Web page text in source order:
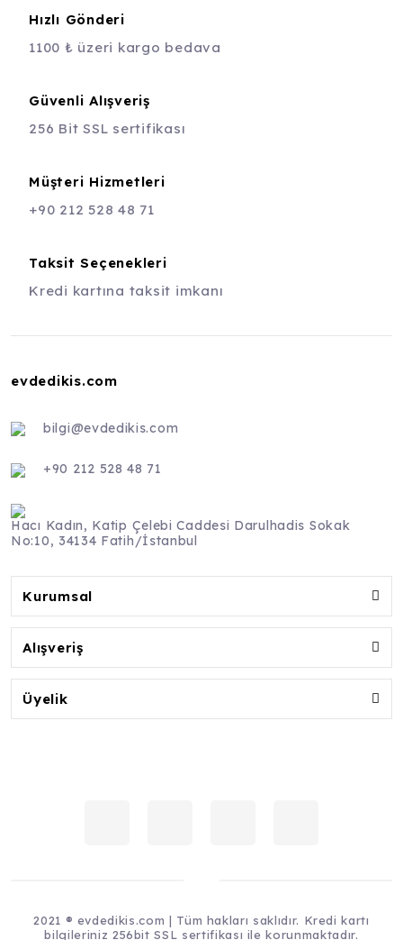
Hızlı Gönderi
1100 ₺ üzeri kargo bedava
Güvenli Alışveriş
256 Bit SSL sertifikası
Müşteri Hizmetleri
+90 212 528 48 71
Taksit Seçenekleri
Kredi kartına taksit imkanı
evdedikis.com
bilgi@evdedikis.com
+90 212 528 48 71
Hacı Kadın, Katip Çelebi Caddesi Darulhadis Sokak
No:10, 34134 Fatih/İstanbul
Kurumsal
Alışveriş
Üyelik
2021 ® evdedikis.com | Tüm hakları saklıdır. Kredi kartı
bilgileriniz 256bit SSL sertifikası ile korunmaktadır.